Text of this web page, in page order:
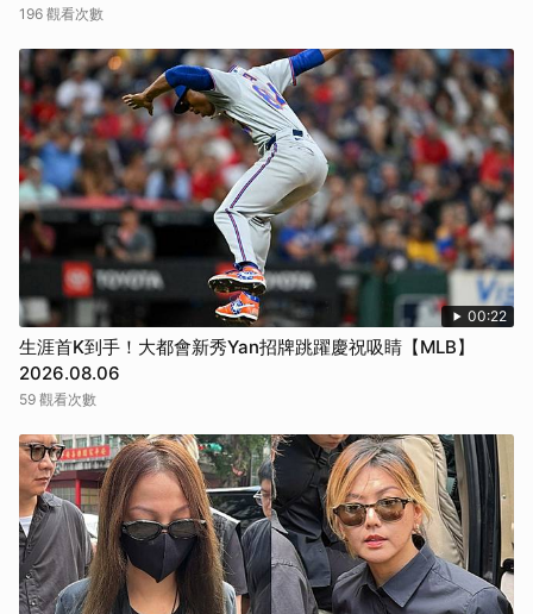
196 觀看次數
00:22
生涯首K到手！大都會新秀Yan招牌跳躍慶祝吸睛【MLB】
2026.08.06
59 觀看次數